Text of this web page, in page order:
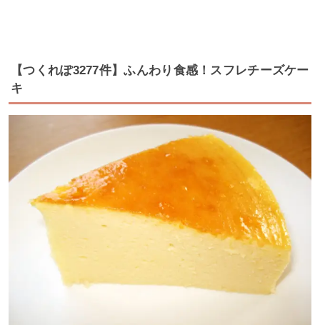
【つくれぽ3277件】ふんわり食感！スフレチーズケー
キ